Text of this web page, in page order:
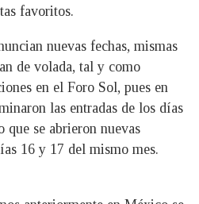
favoritos.
nuevas fechas, mismas
de volada, tal y como
en el Foro Sol, pues en
las entradas de los días
se abrieron nuevas
16 y 17 del mismo mes.